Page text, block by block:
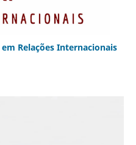
Relações Internacionais